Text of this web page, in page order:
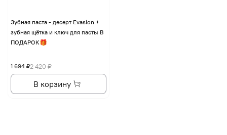
Зубная паста - десерт Evasion +
зубная щётка и ключ для пасты В
ПОДАРОК🎁
2 420 ₽
1 694 ₽
В корзину